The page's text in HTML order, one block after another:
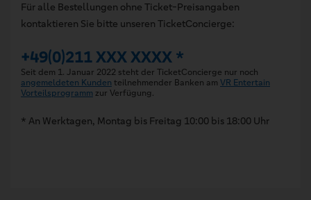
Für alle Bestellungen ohne Ticket-Preisangaben
kontaktieren Sie bitte unseren TicketConcierge:
+49(0)211 XXX XXXX *
Seit dem 1. Januar 2022 steht der TicketConcierge nur noch
angemeldeten Kunden teilnehmender Banken am VR Entertain
Vorteilsprogramm zur Verfügung.
* An Werktagen, Montag bis Freitag 10:00 bis 18:00 Uhr